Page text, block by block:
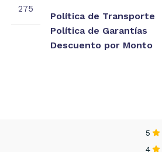
275
Política de Transporte
Política de Garantías
Descuento por Monto
5
4